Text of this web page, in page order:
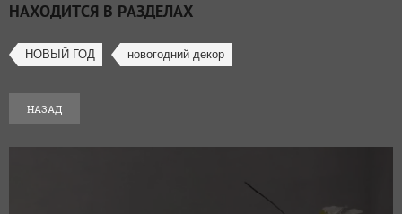
НАХОДИТСЯ В РАЗДЕЛАХ
НОВЫЙ ГОД новогодний декор
НАЗАД